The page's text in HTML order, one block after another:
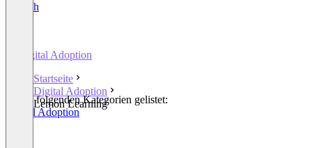
English
Digital Adoption
Startseite
Digital Adoption
Lemon Learning
In den folgenden Kategorien gelistet:
Digital Adoption